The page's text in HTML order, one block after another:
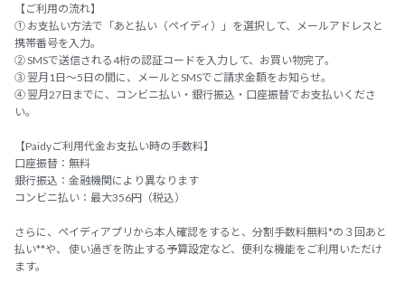
【ご利用の流れ】
① お支払い方法で「あと払い（ペイディ）」を選択して、メールアドレスと
携帯番号を入力。
② SMSで送信される4桁の認証コードを入力して、お買い物完了。
③ 翌月1日～5日の間に、メールとSMSでご請求金額をお知らせ。
④ 翌月27日までに、コンビニ払い・銀行振込・口座振替でお支払いくださ
い。
【Paidyご利用代金お支払い時の手数料】
口座振替：無料
銀行振込：金融機関により異なります
コンビニ払い：最大356円（税込）
さらに、ペイディアプリから本人確認をすると、分割手数料無料*の３回あと
払い**や、 使い過ぎを防止する予算設定など、便利な機能をご利用いただけ
ます。